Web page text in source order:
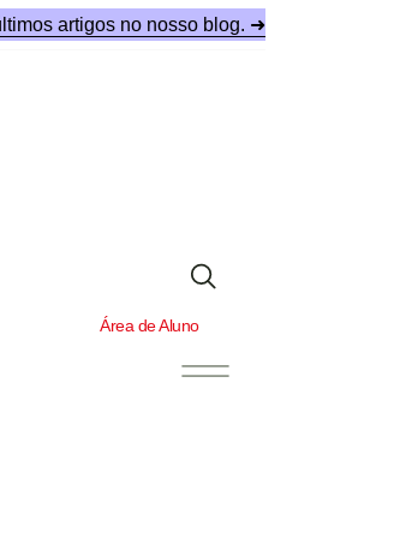
artigos no nosso blog. ➜
Área de Aluno
Área de Aluno